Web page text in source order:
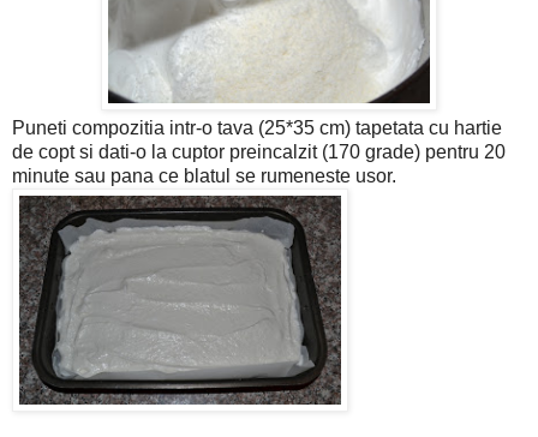
Puneti compozitia intr-o tava (25*35 cm) tapetata cu hartie
de copt si dati-o la cuptor preincalzit (170 grade) pentru 20
minute sau pana ce blatul se rumeneste usor.